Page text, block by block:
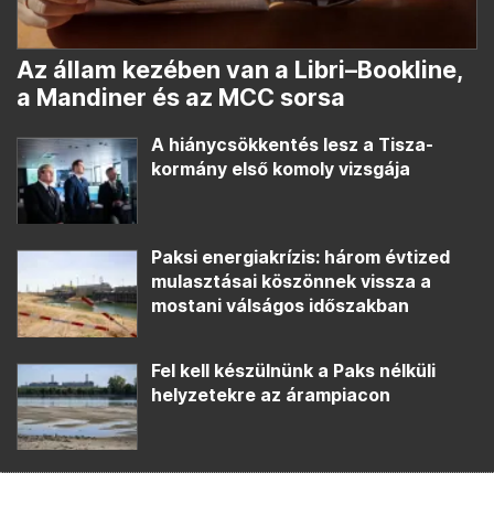
Az állam kezében van a Libri–Bookline,
a Mandiner és az MCC sorsa
A hiánycsökkentés lesz a Tisza-
kormány első komoly vizsgája
Paksi energiakrízis: három évtized
mulasztásai köszönnek vissza a
mostani válságos időszakban
Fel kell készülnünk a Paks nélküli
helyzetekre az árampiacon